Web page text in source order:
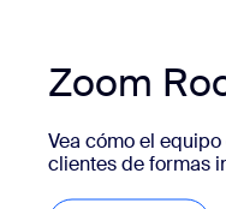
Zoom
Vea cómo el
clientes de formas